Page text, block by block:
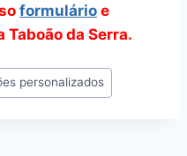
formulário e
da Serra.
personalizados